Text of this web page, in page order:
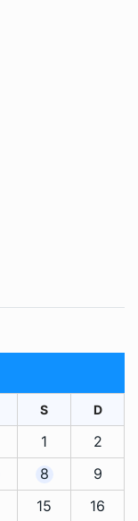
S D
1
2
8
9
15
16